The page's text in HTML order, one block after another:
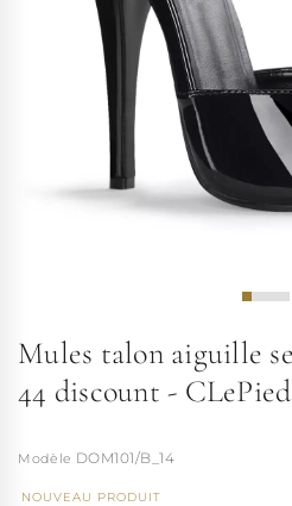
Mules talon aiguille
44 discount - CLePied
DOM101/B_14
NOUVEAU PRODUIT